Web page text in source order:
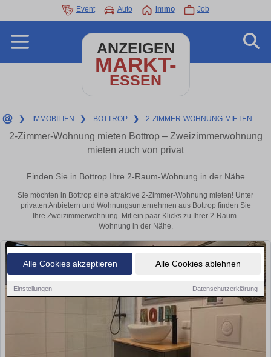
Alle Cookies akzeptieren Alle Cookies ablehnen
Einstellungen Datenschutzerklärung
Event Auto Immo Job
ANZEIGEN
MARKT-
ESSEN
❯ IMMOBILIEN ❯ BOTTROP ❯ 2-ZIMMER-WOHNUNG-MIETEN
2-Zimmer-Wohnung mieten Bottrop – Zweizimmerwohnung
mieten auch von privat
Finden Sie in Bottrop Ihre 2-Raum-Wohnung in der Nähe
Sie möchten in Bottrop eine attraktive 2-Zimmer-Wohnung mieten! Unter
privaten Anbietern und Wohnungsunternehmen aus Bottrop finden Sie
Ihre Zweizimmerwohnung. Mit ein paar Klicks zu Ihrer 2-Raum-
Wohnung in der Nähe.